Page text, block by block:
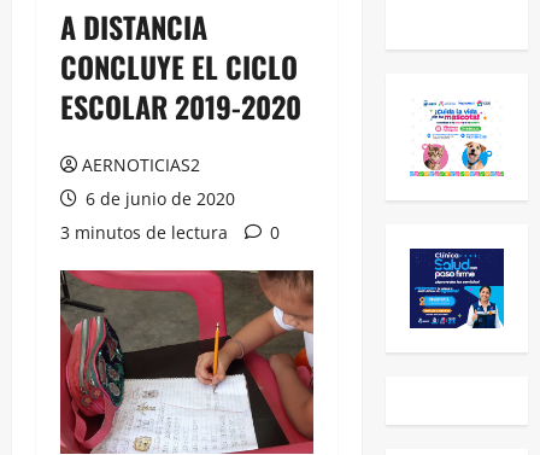
A DISTANCIA
CONCLUYE EL CICLO
ESCOLAR 2019-2020
AERNOTICIAS2
6 de junio de 2020
3 minutos de lectura
0